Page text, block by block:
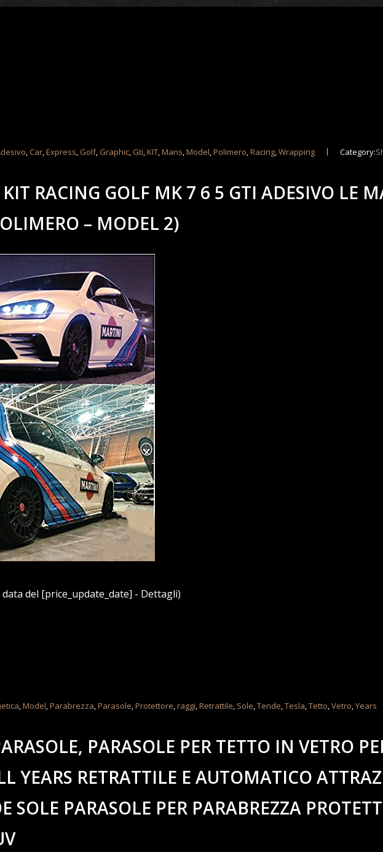
, Car,Express, Golf, Graphic, Gti,KIT,Mans,Model,Polimero,Racing,Wrapping Category:
KIT RACING GOLF MK 7 6 5 GTI ADESIVO LE
– MODEL 2)
del [price_update_date] - Dettagli)
,Model,Parabrezza,Parasole,Protettore,raggi,Retrattile, Sole,Tende,Tesla,Tetto,Vetro,Years
PARASOLE PER TETTO IN VETRO
YEARS RETRATTILE ​E AUTOMATICO
SOLE PARASOLE PER PARABREZZA